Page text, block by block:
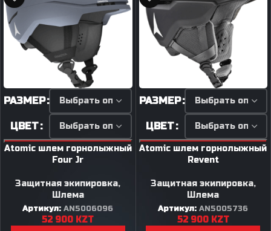
РАЗМЕР
ЦВЕТ
Atomic шлем горнолыжный
Four Jr
Защитная экипировка,
Шлема
Артикул:AN5006096
52 900 KZT
РАЗМЕР
ЦВЕТ
Atomic шлем горнолыжный
Revent
Защитная экипировка,
Шлема
Артикул:AN5005736
52 900 KZT